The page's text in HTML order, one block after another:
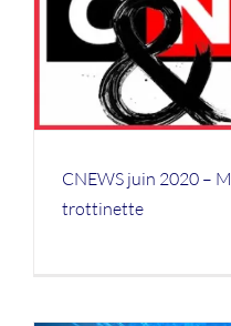
CNEWS juin 2020 –
trottinette